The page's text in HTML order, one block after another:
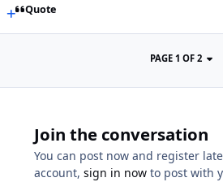
Quote
PAGE 1 OF 2
Join the conversation
You can post now and register
account, sign in now to post with